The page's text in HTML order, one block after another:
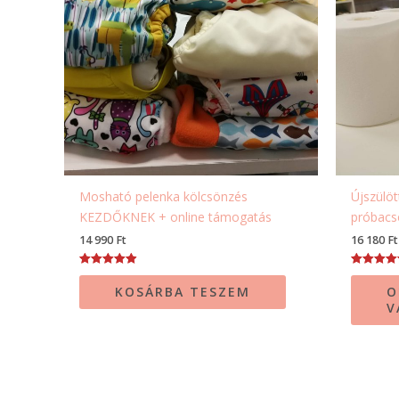
Mosható pelenka kölcsönzés
KEZDŐKNEK + online támogatás
14 990 Ft
Értékelés:
KOSÁRBA TESZEM
16 180 Ft
Értékelés: